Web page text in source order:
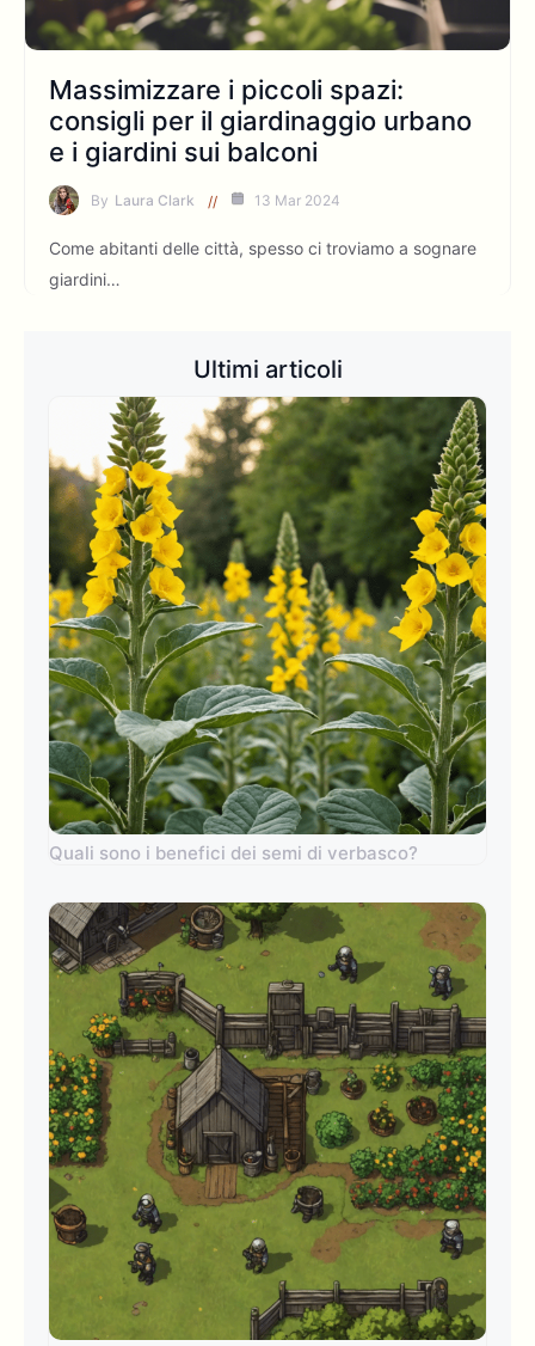
Massimizzare i piccoli spazi:
consigli per il giardinaggio urbano
e i giardini sui balconi
By Laura Clark 13 Mar 2024
Come abitanti delle città, spesso ci troviamo a sognare
giardini…
Ultimi articoli
Quali sono i benefici dei semi di verbasco?